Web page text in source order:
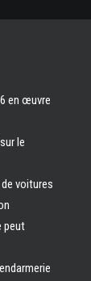
en œuvre
le
voitures
peut